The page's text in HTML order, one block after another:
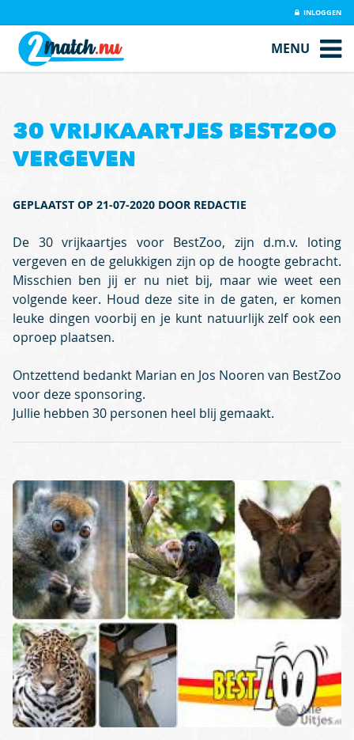
INLOGGEN
MENU
30 VRIJKAARTJES BESTZOO
VERGEVEN
GEPLAATST OP 21-07-2020 DOOR REDACTIE
De 30 vrijkaartjes voor BestZoo, zijn d.m.v. loting
vergeven en de gelukkigen zijn op de hoogte gebracht.
Misschien ben jij er nu niet bij, maar wie weet een
volgende keer. Houd deze site in de gaten, er komen
leuke dingen voorbij en je kunt natuurlijk zelf ook een
oproep plaatsen.
Ontzettend bedankt Marian en Jos Nooren van BestZoo
voor deze sponsoring.
Jullie hebben 30 personen heel blij gemaakt.